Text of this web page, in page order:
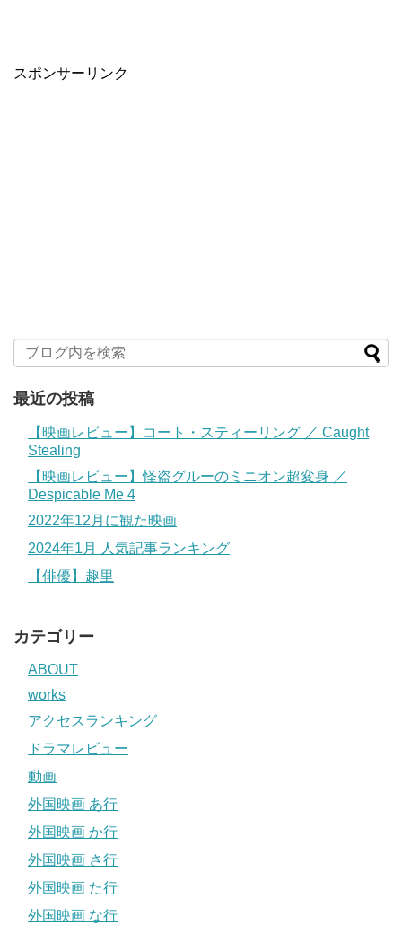
スポンサーリンク
最近の投稿
【映画レビュー】コート・スティーリング ／ Caught
Stealing
【映画レビュー】怪盗グルーのミニオン超変身 ／
Despicable Me 4
2022年12月に観た映画
2024年1月 人気記事ランキング
【俳優】趣里
カテゴリー
ABOUT
works
アクセスランキング
ドラマレビュー
動画
外国映画 あ行
外国映画 か行
外国映画 さ行
外国映画 た行
外国映画 な行